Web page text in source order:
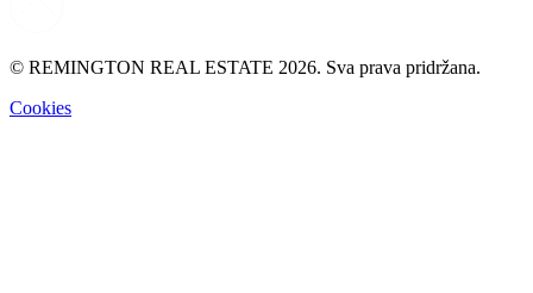
© REMINGTON REAL ESTATE 2026. Sva prava pridržana.
Cookies